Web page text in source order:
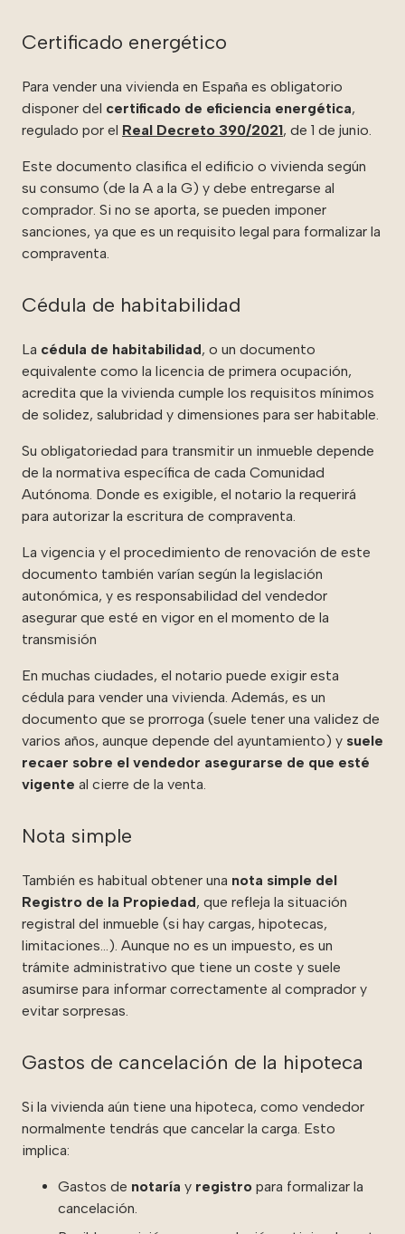
Certificado energético
Para vender una vivienda en España es obligatorio
disponer del certificado de eficiencia energética,
regulado por el Real Decreto 390/2021, de 1 de junio.
Este documento clasifica el edificio o vivienda según
su consumo (de la A a la G) y debe entregarse al
comprador. Si no se aporta, se pueden imponer
sanciones, ya que es un requisito legal para formalizar la
compraventa.
Cédula de habitabilidad
La cédula de habitabilidad, o un documento
equivalente como la licencia de primera ocupación,
acredita que la vivienda cumple los requisitos mínimos
de solidez, salubridad y dimensiones para ser habitable.
Su obligatoriedad para transmitir un inmueble depende
de la normativa específica de cada Comunidad
Autónoma. Donde es exigible, el notario la requerirá
para autorizar la escritura de compraventa.
La vigencia y el procedimiento de renovación de este
documento también varían según la legislación
autonómica, y es responsabilidad del vendedor
asegurar que esté en vigor en el momento de la
transmisión
En muchas ciudades, el notario puede exigir esta
cédula para vender una vivienda. Además, es un
documento que se prorroga (suele tener una validez de
varios años, aunque depende del ayuntamiento) y suele
recaer sobre el vendedor asegurarse de que esté
vigente al cierre de la venta.
Nota simple
También es habitual obtener una nota simple del
Registro de la Propiedad, que refleja la situación
registral del inmueble (si hay cargas, hipotecas,
limitaciones…). Aunque no es un impuesto, es un
trámite administrativo que tiene un coste y suele
asumirse para informar correctamente al comprador y
evitar sorpresas.
Gastos de cancelación de la hipoteca
Si la vivienda aún tiene una hipoteca, como vendedor
normalmente tendrás que cancelar la carga. Esto
implica:
Gastos de notaría y registro para formalizar la
cancelación.